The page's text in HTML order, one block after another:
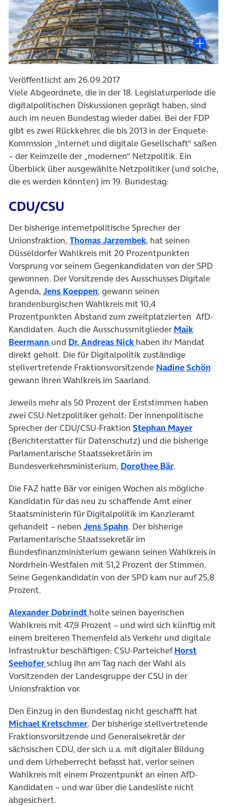
Veröffentlicht am 26.09.2017
Viele Abgeordnete, die in der 18. Legislaturperiode die
digitalpolitischen Diskussionen geprägt haben, sind
auch im neuen Bundestag wieder dabei. Bei der FDP
gibt es zwei Rückkehrer, die bis 2013 in der Enquete-
Kommssion „Internet und digitale Gesellschaft“ saßen
– der Keimzelle der „modernen“ Netzpolitik. Ein
Überblick über ausgewählte Netzpolitiker (und solche,
die es werden könnten) im 19. Bundestag:
CDU/CSU
Der bisherige internetpolitische Sprecher der
Unionsfraktion, Thomas Jarzombek(öffnet in neuem
, hat seinen
Düsseldorfer Wahlkreis mit 20 Prozentpunkten
Vorsprung vor seinem Gegenkandidaten von der SPD
gewonnen. Der Vorsitzende des Ausschusses Digitale
Agenda, Jens Koeppen(öffnet in neuem Tab)
, gewann seinen
brandenburgischen Wahlkreis mit 10,4
Prozentpunkten Abstand zum zweitplatzierten AfD-
Kandidaten. Auch die Ausschussmitglieder Maik
Beermann (öffnet in neuem Tab)
und Dr. Andreas Nick (öffnet in neuem Tab)
haben ihr Mandat
direkt geholt. Die für Digitalpolitik zuständige
stellvertretende Fraktionsvorsitzende Nadine Schön
gewann ihren Wahlkreis im Saarland.
Jeweils mehr als 50 Prozent der Erststimmen haben
zwei CSU-Netzpolitiker geholt: Der innenpolitische
Sprecher der CDU/CSU-Fraktion Stephan Mayer(öffnet
(Berichterstatter für Datenschutz) und die bisherige
Parlamentarische Staatssekretärin im
Bundesverkehrsministerium, Dorothee Bär(öffnet in
.
Die FAZ hatte Bär vor einigen Wochen als mögliche
Kandidatin für das neu zu schaffende Amt einer
Staatsministerin für Digitalpolitik im Kanzleramt
gehandelt – neben Jens Spahn(öffnet in neuem Tab)
. Der bisherige
Parlamentarische Staatssekretär im
Bundesfinanzministerium gewann seinen Wahlkreis in
Nordrhein-Westfalen mit 51,2 Prozent der Stimmen.
Seine Gegenkandidatin von der SPD kam nur auf 25,8
Prozent.
Alexander Dobrindt (öffnet in neuem Tab)
holte seinen bayerischen
Wahlkreis mit 47,9 Prozent – und wird sich künftig mit
einem breiteren Themenfeld als Verkehr und digitale
Infrastruktur beschäftigen: CSU-ParteichefHorst
Seehofer(öffnet in neuem Tab)
schlug ihn am Tag nach der Wahl als
Vorsitzenden der Landesgruppe der CSU in der
Unionsfraktion vor.
Den Einzug in den Bundestag nicht geschafft hat
Michael Kretschmer(öffnet in neuem Tab)
. Der bisherige stellvertretende
Fraktionsvorsitzende und Generalsekretär der
sächsischen CDU, der sich u.a. mit digitaler Bildung
und dem Urheberrecht befasst hat, verlor seinen
Wahlkreis mit einem Prozentpunkt an einen AfD-
Kandidaten – und war über die Landesliste nicht
abgesichert.